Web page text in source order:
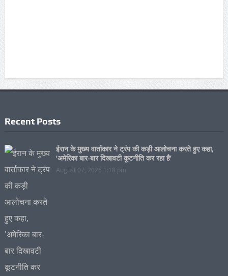
Recent Posts
ईरान के मुख्य वार्ताकार ने ट्रंप की कड़ी आलोचना करते हुए कहा,
‘अमेरिका बार-बार दिखावटी कूटनीति कर रहा है’
August 07, 2026 1:18 pm